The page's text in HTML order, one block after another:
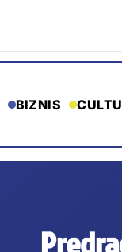
BIZNIS